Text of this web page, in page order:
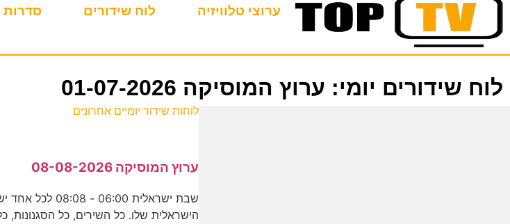
ערוצי טלוויזיה לוח שידורים סדרות
לוח שידורים יומי: ערוץ המוסיקה 01-07-2026
לוחות שידור יומיים אחרונים
ערוץ המוסיקה 08-08-2026
שבת ישראלית 06:00 -
הישראלית שלו. כל השירים, כל הסגנונות,